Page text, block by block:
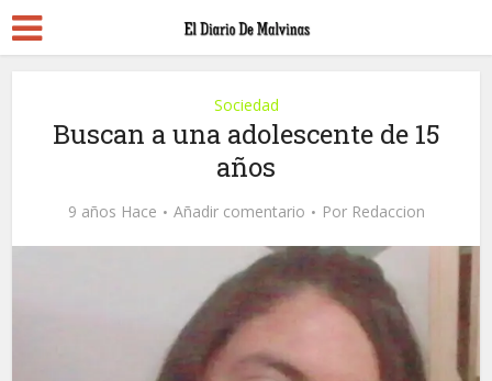
Sociedad
Buscan a una adolescente de 15
años
9 años Hace Añadir comentario Por Redaccion